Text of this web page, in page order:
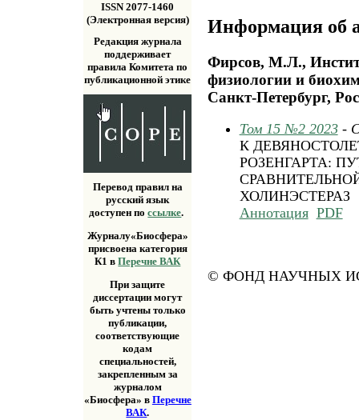
ISSN 2077-1460
(Электронная версия)
Редакция журнала
поддерживает
правила Комитета по
публикационной этике
Перевод правил на
русский язык
доступен поссылке.
Журналу«Биосфера»
присвоена категория
К1 вПеречне ВАК
При защите
диссертации могут
быть учтены только
публикации,
соответствующие
кодам
специальностей,
закрепленным за
журналом
«Биосфера» в Перечне
ВАК.
Информация об
Фирсов, М.Л.,
физиологии и
Санкт-Петербург,
Том 15 №2 2023-
К
РОЗЕНГАРТА:
ХОЛИНЭСТЕРАЗ
Аннотация PDF
© ФОНД НАУЧНЫХ